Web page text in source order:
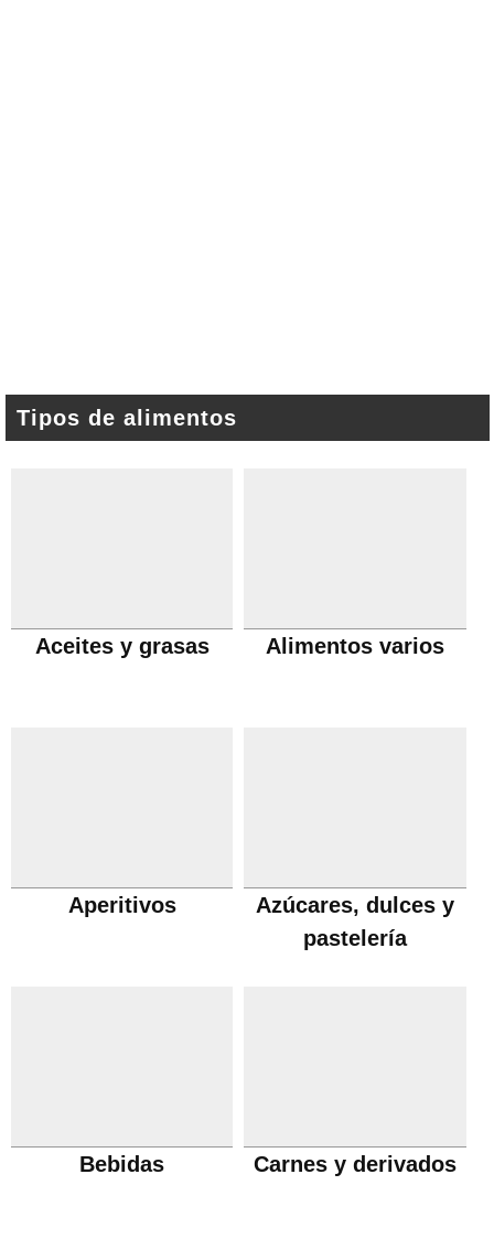
Tipos de alimentos
Aceites y grasas Alimentos varios
Aperitivos
Azúcares, dulces y
pastelería
Bebidas Carnes y derivados